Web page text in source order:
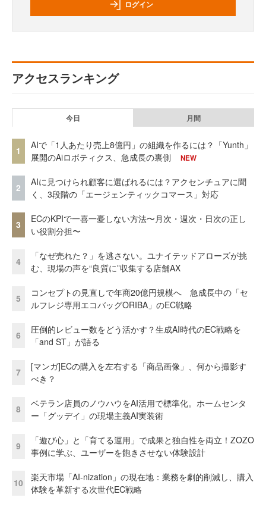
ログイン
アクセスランキング
今日 月間
1
AIで「1人あたり売上8億円」の組織を作るには？「Yunth」
展開のAiロボティクス、急成長の裏側
NEW
2
AIに見つけられ顧客に選ばれるには？アクセンチュアに聞
く、3段階の「エージェンティックコマース」対応
3
ECのKPIで一喜一憂しない方法〜月次・週次・日次の正し
い役割分担〜
4
「なぜ売れた？」を逃さない。ユナイテッドアローズが挑
む、現場の声を“良質に”収集する店舗AX
5
コンセプトの見直しで年商20億円規模へ 急成長中の「セ
ルフレジ専用エコバッグORIBA」のEC戦略
6
圧倒的レビュー数をどう活かす？生成AI時代のEC戦略を
「and ST」が語る
7
[マンガ]ECの購入を左右する「商品画像」、何から撮影す
べき？
8
ベテラン店員のノウハウをAI活用で標準化。ホームセンタ
ー「グッデイ」の現場主義AI実装術
9
「遊び心」と「育てる運用」で成果と独自性を両立！ZOZO
事例に学ぶ、ユーザーを飽きさせない体験設計
10
楽天市場「AI-nization」の現在地：業務を劇的削減し、購入
体験を革新する次世代EC戦略